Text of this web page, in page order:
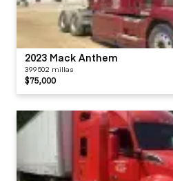
2023 Mack Anthem
399502 millas
$75,000